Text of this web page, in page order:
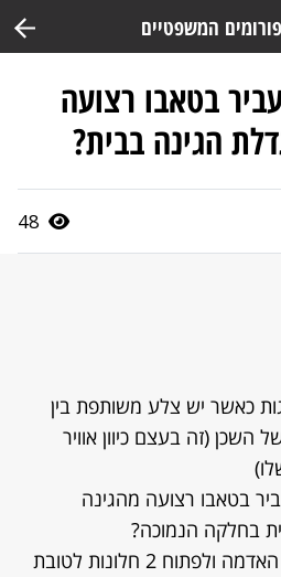
המשפטיים
בטאבו רצועה
הגינה בבית?
48
כאשר יש צלע משותפת בין
השכן (זה בעצם כיוון אוויר
בטאבו רצועה מהגינה
בחלקה הנמוכה?
הכוונה היא לפנות את האדמה ולפתוח 2 חלונות לטובת